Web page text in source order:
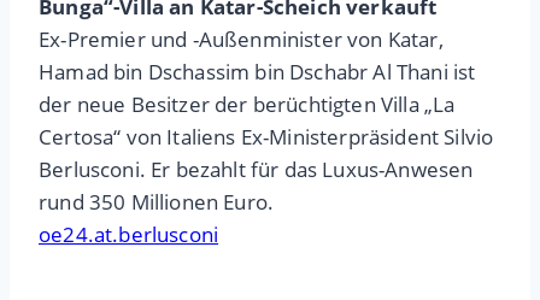
Bunga“-Villa an Katar-Scheich verkauft
Ex-Premier und -Außenminister von Katar,
Hamad bin Dschassim bin Dschabr Al Thani ist
der neue Besitzer der berüchtigten Villa „La
Certosa“ von Italiens Ex-Ministerpräsident Silvio
Berlusconi. Er bezahlt für das Luxus-Anwesen
rund 350 Millionen Euro.
oe24.at.berlusconi